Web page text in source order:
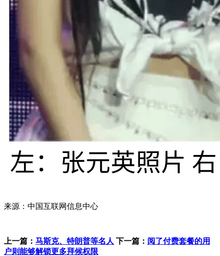
来源：中国互联网信息中心
上一篇： 马斯克、特朗普等名人 下一篇： 阅了付费套餐的用
户则能够解锁更多拜候权限